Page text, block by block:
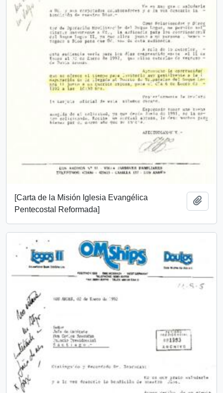
[Carta de la Misión Iglesia Evangélica
Pentecostal Reformada]